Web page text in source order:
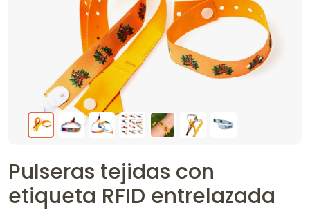
Pulseras tejidas con
etiqueta RFID entrelazada